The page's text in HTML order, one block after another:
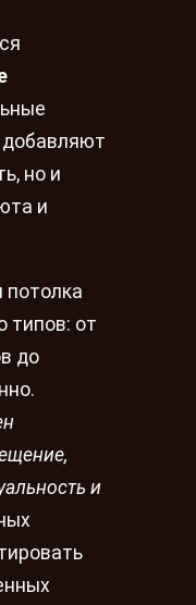
добавляют
но и
и
типов: от
до
и